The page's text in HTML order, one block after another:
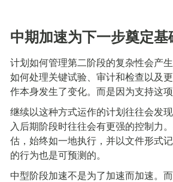
中期加速为下一步奠定基
计划如何管理第二阶段的复杂性会产
如何处理关键试验、审计和检查以及
作本身发生了变化。而是因为支持这
继续以这种方式运作的计划往往会发
入后期阶段时往往会有更强的控制力
估，始终如一地执行，并以文件形式
的行为也是可预测的。
中型阶段加速不是为了加速而加速。